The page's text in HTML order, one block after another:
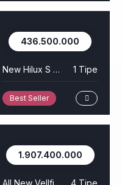
436.500.000
New Hilux S Cab 1 Tipe
Best Seller
1.907.400.000
All New Vellfire HEV 4 Tipe